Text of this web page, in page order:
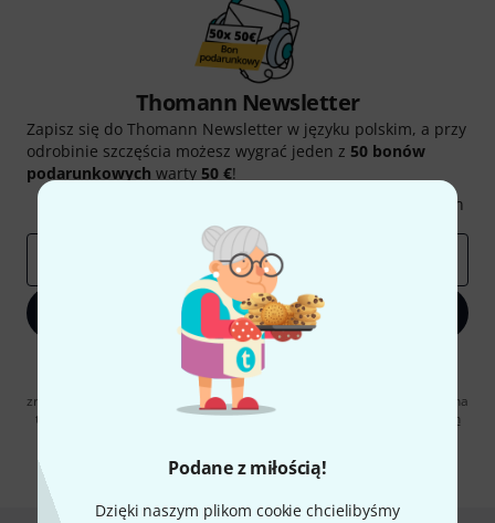
Podane z miłością!
Dzięki naszym plikom cookie chcielibyśmy
Thomann Newsletter
Zapisz się do Thomann Newsletter w języku polskim, a przy
odrobinie szczęścia możesz wygrać jeden z 50 bonów
podarunkowych warty 50 €!
Spostrzeżenia Thomann
Zapisz się teraz
Klikając na „Zapisz się teraz”, wyrażasz zgodę na otrzymywanie
materialów reklamowych przesyłanych drogą elektroniczną. Możesz
zrezygnować z subskrypcji w dowolnym momencie. Więcej informacji na
temat newslettera można znaleźć w naszych
wytycznych dotyczących
* Wymagany